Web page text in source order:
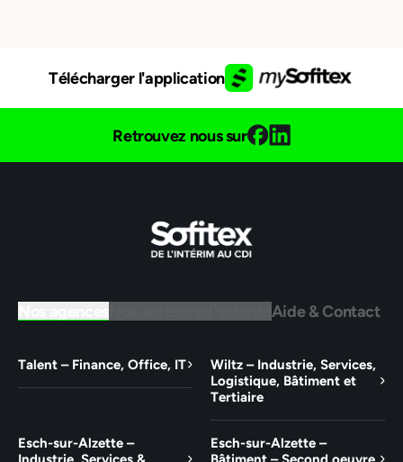
Télécharger l'application
Retrouvez nous sur
Aide & Contact
Talent – Finance, Office, IT
Wiltz – Industrie, Services,
Logistique, Bâtiment et
Tertiaire
Esch-sur-Alzette –
Esch-sur-Alzette –